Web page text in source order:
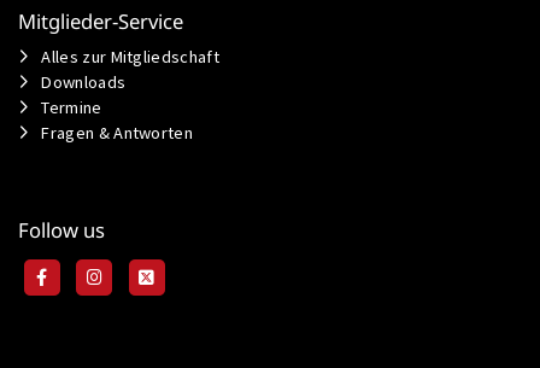
Mitglieder-Service
Alles zur Mitgliedschaft
Downloads
Termine
Fragen & Antworten
Follow us